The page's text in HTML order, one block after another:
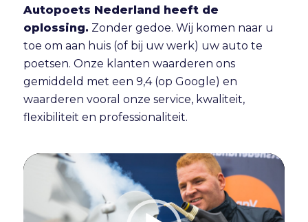
Autopoets Nederland heeft de
oplossing. Zonder gedoe. Wij komen naar u
toe om aan huis (of bij uw werk) uw auto te
poetsen. Onze klanten waarderen ons
gemiddeld met een 9,4 (op Google) en
waarderen vooral onze service, kwaliteit,
flexibiliteit en professionaliteit.